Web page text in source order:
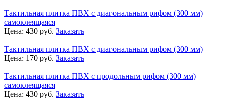
Тактильная плитка ПВХ с диагональным рифом (300 мм)
самоклеящаяся
Цена: 430 руб. Заказать
Тактильная плитка ПВХ с диагональным рифом (300 мм)
Цена: 170 руб. Заказать
Тактильная плитка ПВХ с продольным рифом (300 мм)
самоклеящаяся
Цена: 430 руб. Заказать